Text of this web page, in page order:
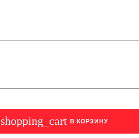
shopping_cart В КОРЗИНУ